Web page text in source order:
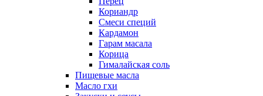
Кориандр
Смеси специй
Кардамон
Гарам масала
Корица
Гималайская соль
Пищевые масла
Масло гхи